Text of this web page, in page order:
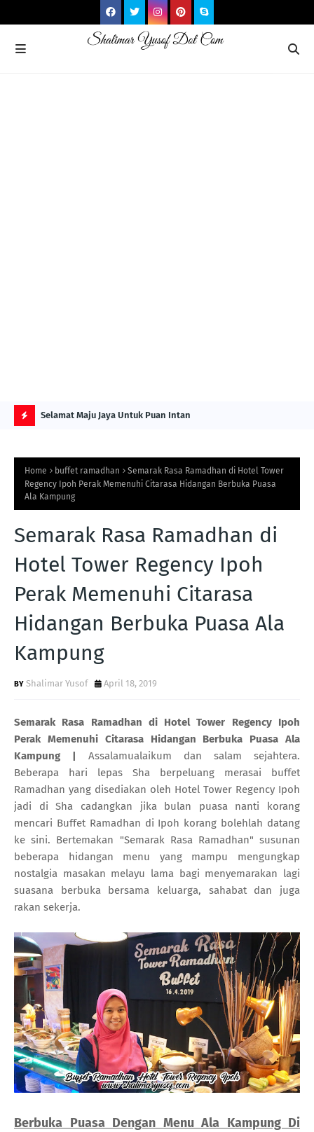
O
P
S
T
ITS Selamat Maju Jaya Untuk Puan Intan
Home buffet ramadhan
Semarak Rasa Ramadhan di Hotel Tower
Regency Ipoh Perak Memenuhi Citarasa Hidangan Berbuka Puasa
Ala Kampung
Semarak Rasa Ramadhan di
Hotel Tower Regency Ipoh
Perak Memenuhi Citarasa
Hidangan Berbuka Puasa Ala
Kampung
Shalimar Yusof April 18, 2019
Semarak Rasa Ramadhan di Hotel Tower Regency Ipoh
Perak Memenuhi Citarasa Hidangan Berbuka Puasa Ala
Kampung |
Assalamualaikum dan salam sejahtera.
Beberapa hari lepas Sha berpeluang merasai buffet
Ramadhan yang disediakan oleh Hotel Tower Regency Ipoh
jadi di Sha cadangkan jika bulan puasa nanti korang
mencari Buffet Ramadhan di Ipoh korang bolehlah datang
ke sini. Bertemakan "Semarak Rasa Ramadhan" susunan
beberapa hidangan menu yang mampu mengungkap
nostalgia masakan melayu lama bagi menyemarakan lagi
suasana berbuka bersama keluarga, sahabat dan juga
rakan sekerja.
Berbuka Puasa Dengan Menu Ala Kampung Di